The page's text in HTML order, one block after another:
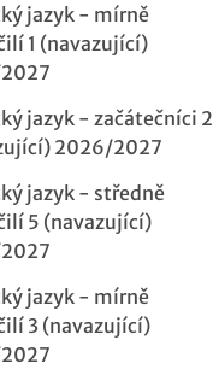
jazyk - mírně
1 (navazující)
jazyk - začátečníci 2
2026/2027
jazyk - středně
5 (navazující)
jazyk - mírně
3 (navazující)